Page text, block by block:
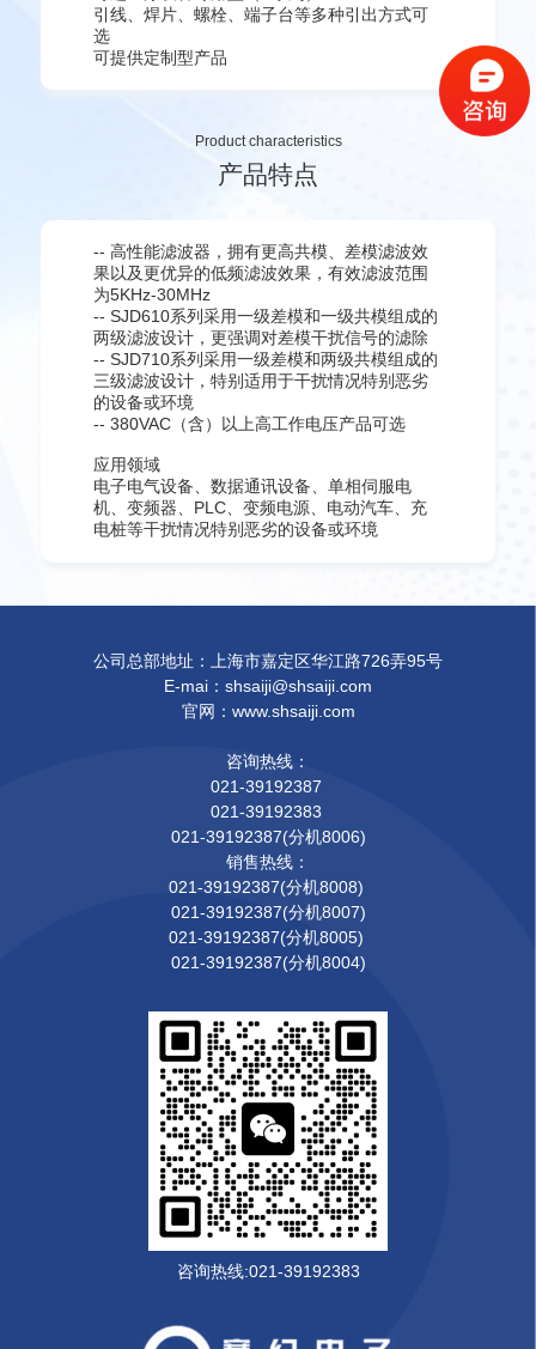
引线、焊片、螺栓、端子台等多种引出方式可
选
可提供定制型产品
Product characteristics
产品特点
-- 高性能滤波器，拥有更高共模、差模滤波效
果以及更优异的低频滤波效果，有效滤波范围
为5KHz-30MHz
-- SJD610系列采用一级差模和一级共模组成的
两级滤波设计，更强调对差模干扰信号的滤除
-- SJD710系列采用一级差模和两级共模组成的
三级滤波设计，特别适用于干扰情况特别恶劣
的设备或环境
-- 380VAC（含）以上高工作电压产品可选
应用领域
电子电气设备、数据通讯设备、单相伺服电
机、变频器、PLC、变频电源、电动汽车、充
电桩等干扰情况特别恶劣的设备或环境
公司总部地址：上海市嘉定区华江路726弄95号
E-mai：shsaiji@shsaiji.com
官网：www.shsaiji.com
咨询热线：
021-39192387
021-39192383
021-39192387(分机8006)
销售热线：
021-39192387(分机8008)
021-39192387(分机8007)
021-39192387(分机8005)
021-39192387(分机8004)
咨询热线:021-39192383